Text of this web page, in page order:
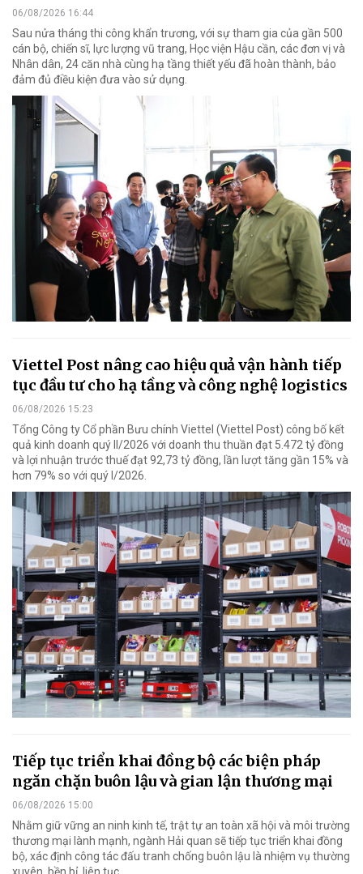
06/08/2026 16:44
Sau nửa tháng thi công khẩn trương, với sự tham gia của gần 500
cán bộ, chiến sĩ, lực lượng vũ trang, Học viện Hậu cần, các đơn vị và
Nhân dân, 24 căn nhà cùng hạ tầng thiết yếu đã hoàn thành, bảo
đảm đủ điều kiện đưa vào sử dụng.
Viettel Post nâng cao hiệu quả vận hành tiếp
tục đầu tư cho hạ tầng và công nghệ logistics
06/08/2026 15:23
Tổng Công ty Cổ phần Bưu chính Viettel (Viettel Post) công bố kết
quả kinh doanh quý II/2026 với doanh thu thuần đạt 5.472 tỷ đồng
và lợi nhuận trước thuế đạt 92,73 tỷ đồng, lần lượt tăng gần 15% và
hơn 79% so với quý I/2026.
Tiếp tục triển khai đồng bộ các biện pháp
ngăn chặn buôn lậu và gian lận thương mại
06/08/2026 15:00
Nhằm giữ vững an ninh kinh tế, trật tự an toàn xã hội và môi trường
thương mại lành mạnh, ngành Hải quan sẽ tiếp tục triển khai đồng
bộ, xác định công tác đấu tranh chống buôn lậu là nhiệm vụ thường
xuyên, bền bỉ, liên tục…